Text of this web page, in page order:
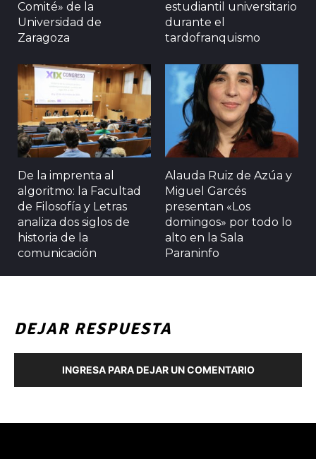
Comité» de la
Universidad de
Zaragoza
estudiantil universitario
durante el
tardofranquismo
De la imprenta al
algoritmo: la Facultad
de Filosofía y Letras
analiza dos siglos de
historia de la
comunicación
Alauda Ruiz de Azúa y
Miguel Garcés
presentan «Los
domingos» por todo lo
alto en la Sala
Paraninfo
DEJAR RESPUESTA
INGRESA PARA DEJAR UN COMENTARIO